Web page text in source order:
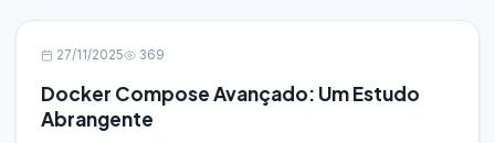
27/11/2025 369
Docker Compose Avançado: Um Estudo
Abrangente